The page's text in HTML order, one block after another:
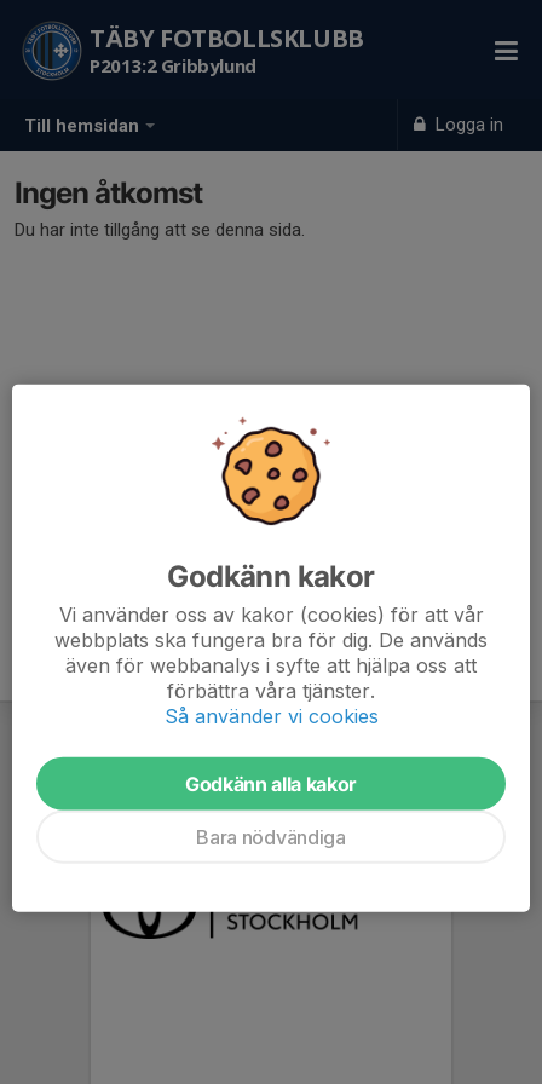
Till hemsidan Logga in
TÄBY FOTBOLLSKLUBB
P2013:2 Gribbylund
Ingen åtkomst
Du har inte tillgång att se denna sida.
Godkänn kakor
Vi använder oss av kakor (cookies) för att vår
webbplats ska fungera bra för dig. De används
även för webbanalys i syfte att hjälpa oss att
förbättra våra tjänster.
Så använder vi cookies
Godkänn alla kakor
Bara nödvändiga